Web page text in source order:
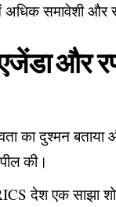
समावेशी और
और
का दुश्मन बताया
की।
देश एक साझा